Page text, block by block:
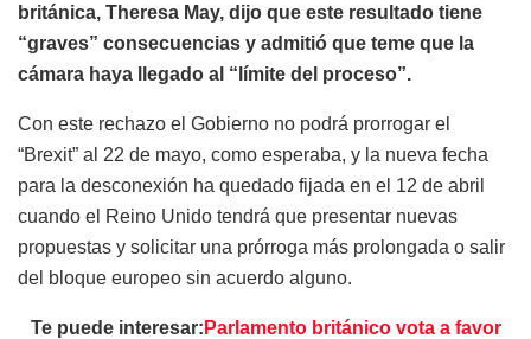
británica, Theresa May, dijo que este resultado tiene
“graves” consecuencias y admitió que teme que la
cámara haya llegado al “límite del proceso”.
Con este rechazo el Gobierno no podrá prorrogar el
“Brexit” al 22 de mayo, como esperaba, y la nueva fecha
para la desconexión ha quedado fijada en el 12 de abril
cuando el Reino Unido tendrá que presentar nuevas
propuestas y solicitar una prórroga más prolongada o salir
del bloque europeo sin acuerdo alguno.
Te puede interesar: Parlamento británico vota a favor